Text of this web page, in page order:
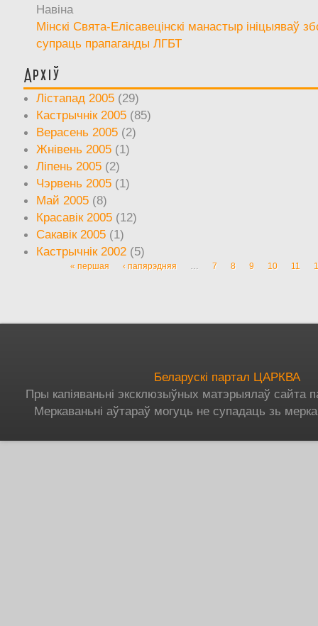
Навіна
Мінскі Свята-Елісавецінскі манастыр ініцыяваў
супраць прапаганды ЛГБТ
Архіў
Лістапад 2005 (29)
Кастрычнік 2005 (85)
Верасень 2005 (2)
Жнівень 2005 (1)
Ліпень 2005 (2)
Чэрвень 2005 (1)
Май 2005 (8)
Красавік 2005 (12)
Сакавік 2005 (1)
Кастрычнік 2002 (5)
Старонкі
« першая ‹ папярэдняя … 7 8 9 10 11
Беларускі партал ЦАРКВА
Пры капіяваньні эксклюзыўных матэрыялаў сайта
Меркаваньні аўтараў могуць не супадаць зь